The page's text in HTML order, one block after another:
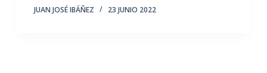
JUAN JOSÉ IBÁÑEZ 23 JUNIO 2022